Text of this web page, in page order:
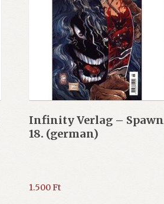
Infinity Verlag – Spawn
18. (german)
1.500Ft